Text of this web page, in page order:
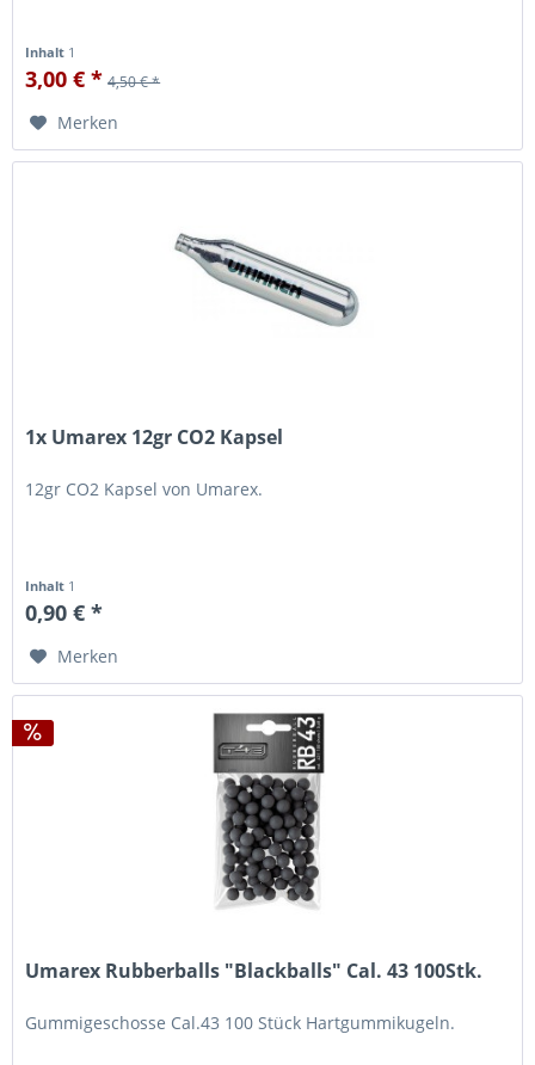
Inhalt 1
3,00 € * 4,50 € *
Merken
1x Umarex 12gr CO2 Kapsel
12gr CO2 Kapsel von Umarex.
Inhalt 1
0,90 € *
Merken
Umarex Rubberballs "Blackballs" Cal. 43 100Stk.
Gummigeschosse Cal.43 100 Stück Hartgummikugeln.